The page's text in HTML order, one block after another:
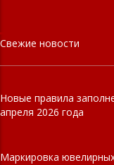
Свежие новости
Новые правила
апреля 2026 года
Маркировка